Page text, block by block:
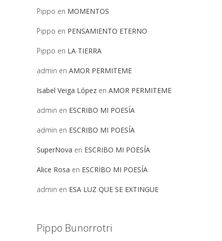
Pippo en MOMENTOS
Pippo en PENSAMIENTO ETERNO
Pippo en LA TIERRA
admin en AMOR PERMITEME
Isabel Veiga López en AMOR PERMITEME
admin en ESCRIBO MI POESÍA
admin en ESCRIBO MI POESÍA
SuperNova en ESCRIBO MI POESÍA
Alice Rosa en ESCRIBO MI POESÍA
admin en ESA LUZ QUE SE EXTINGUE
Pippo Bunorrotri